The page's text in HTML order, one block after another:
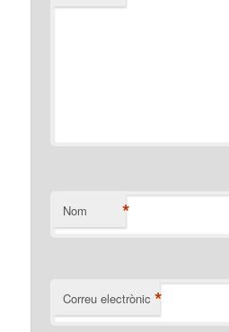
Nom *
Correu electrònic *